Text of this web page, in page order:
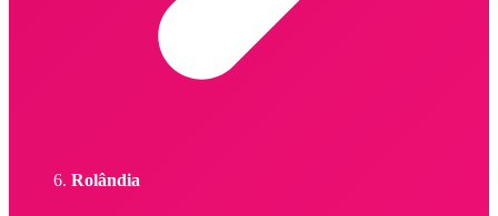
Rolândia